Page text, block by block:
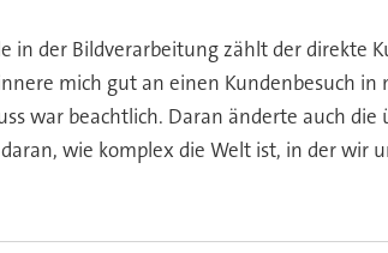
in der Bildverarbeitung zählt der
mich gut an einen Kundenbesuch
war beachtlich. Daran änderte auch
wie komplex die Welt ist, in der wir